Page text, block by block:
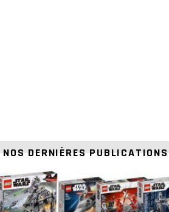
NOS DERNIÈRES PUBLICATIONS